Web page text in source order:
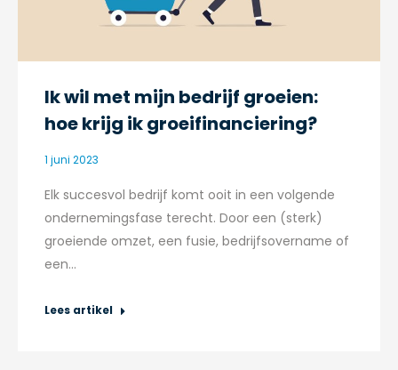
Ik wil met mijn bedrijf groeien:
hoe krijg ik groeifinanciering?
1 juni 2023
Elk succesvol bedrijf komt ooit in een volgende
ondernemingsfase terecht. Door een (sterk)
groeiende omzet, een fusie, bedrijfsovername of
een…
Lees artikel